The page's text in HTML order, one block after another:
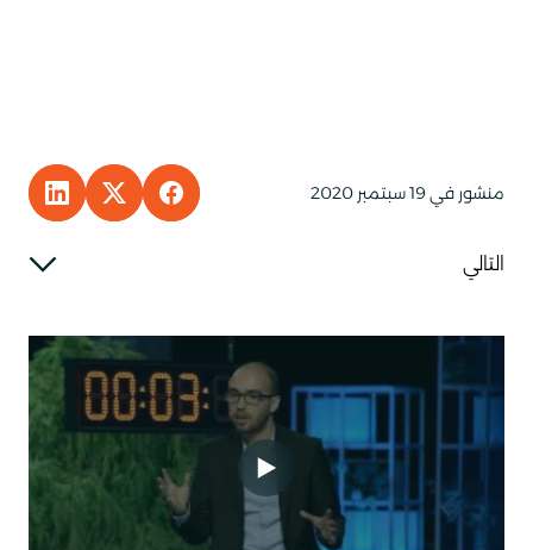
منشور في 19 سبتمبر 2020 TO FACEBOOK
TO X
التالي